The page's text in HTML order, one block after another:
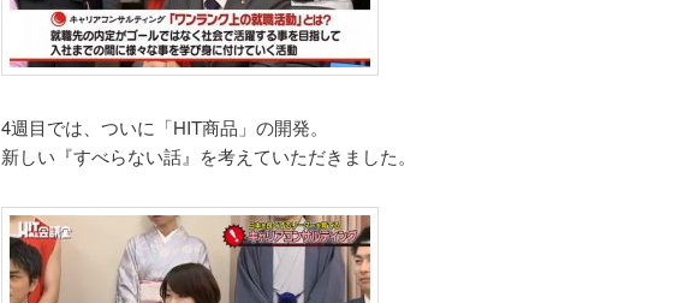
4週目では、ついに「HIT商品」の開発。
新しい『すべらない話』を考えていただきました。